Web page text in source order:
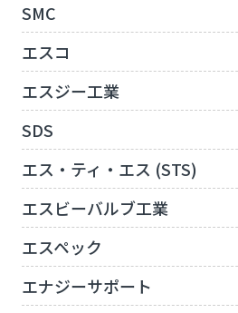
SMC
エスコ
エスジー工業
SDS
エス・ティ・エス (STS)
エスビーバルブ工業
エスペック
エナジーサポート